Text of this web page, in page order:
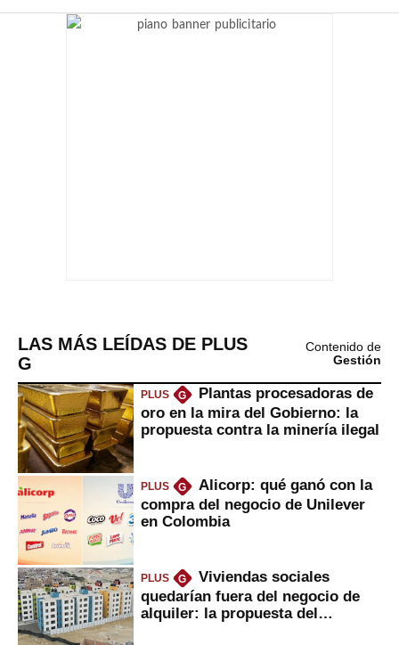
LAS MÁS LEÍDAS DE PLUS
G
Contenido de
Gestión
PLUS G
Plantas procesadoras de
oro en la mira del Gobierno: la
propuesta contra la minería ilegal
PLUS G
Alicorp: qué ganó con la
compra del negocio de Unilever
en Colombia
PLUS G
Viviendas sociales
quedarían fuera del negocio de
alquiler: la propuesta del